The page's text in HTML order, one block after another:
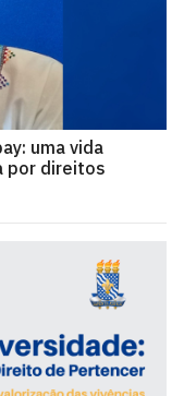
uma vida
por direitos